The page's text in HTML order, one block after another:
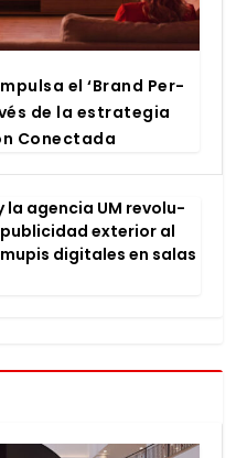
el ‘Brand Per­
de la estra­te­gia
Conec­ta­da
la agen­cia UM revo­lu­
exte­rior al
digi­ta­les en salas